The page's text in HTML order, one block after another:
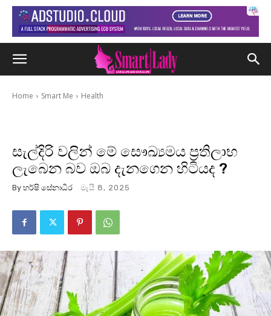
Home Smart Me Health
සැල්දිරි වලින් මේ සෞඛ්‍යමය ප්‍රතිලාභ
ලැබෙන බව ඔබ දැනගෙන හිටියද ?
By හර්ෂි සේනාධීර මැයි 8, 2025